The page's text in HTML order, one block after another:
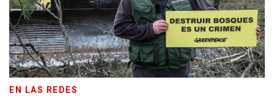
EN LAS REDES